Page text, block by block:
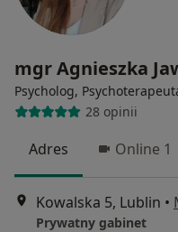
mgr Agnieszka
Psycholog,
28 opinii
Adres Online 1
Kowalska 5, Lublin •
Prywatny gabinet